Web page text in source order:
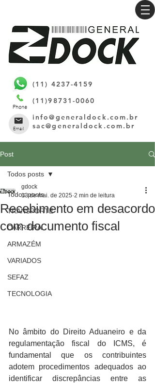
(11) 4237-4159
(11)98731-0060
info@generaldock.com.br
sac@generaldock.com.br
Post
Todos posts
TRANSPORTE
CARREIRA
ARMAZÉM
VARIADOS
SEFAZ
TECNOLOGIA
Todos posts
Recebimento em desacordo
com documento fiscal
gdock
13 de mai. de 2025 2 min de leitura
No âmbito do Direito Aduaneiro e da
regulamentação fiscal do ICMS, é
fundamental que os contribuintes
adotem procedimentos adequados ao
identificar discrepâncias entre as